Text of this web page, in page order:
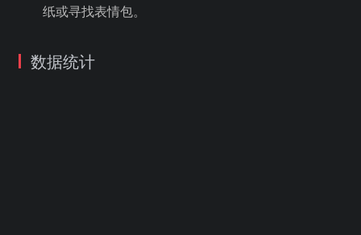
纸或寻找表情包。
数据统计